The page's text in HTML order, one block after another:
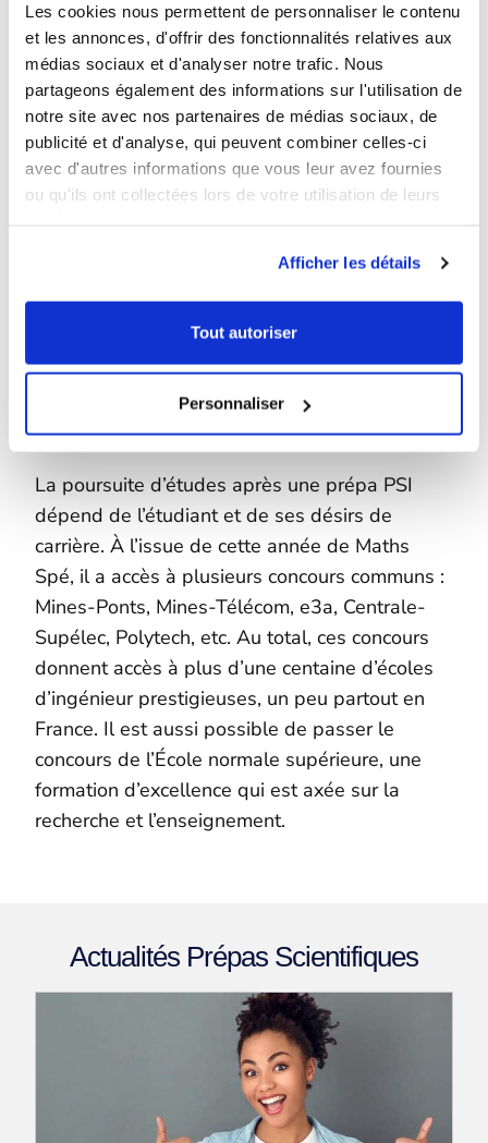
Les cookies nous permettent de personnaliser le contenu
et les annonces, d'offrir des fonctionnalités relatives aux
médias sociaux et d'analyser notre trafic. Nous
partageons également des informations sur l'utilisation de
notre site avec nos partenaires de médias sociaux, de
publicité et d'analyse, qui peuvent combiner celles-ci
avec d'autres informations que vous leur avez fournies
ou qu'ils ont collectées lors de votre utilisation de leurs
Afficher les détails
Tout autoriser
Personnaliser
Poursuivre ses études après une
prépa PSI ?
La poursuite d’études après une prépa PSI
dépend de l’étudiant et de ses désirs de
carrière. À l’issue de cette année de Maths
Spé, il a accès à plusieurs concours communs :
Mines-Ponts, Mines-Télécom, e3a, Centrale-
Supélec, Polytech, etc. Au total, ces concours
donnent accès à plus d’une centaine d’écoles
d’ingénieur prestigieuses, un peu partout en
France. Il est aussi possible de passer le
concours de l’École normale supérieure, une
formation d’excellence qui est axée sur la
recherche et l’enseignement.
Actualités Prépas Scientifiques